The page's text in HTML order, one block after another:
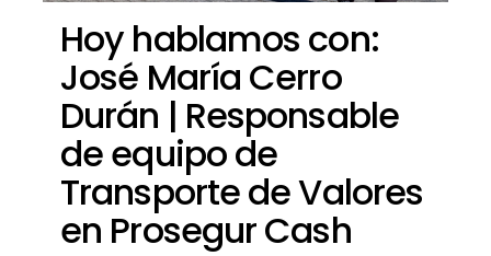
Hoy hablamos con:
José María Cerro
Durán | Responsable
de equipo de
Transporte de Valores
en Prosegur Cash